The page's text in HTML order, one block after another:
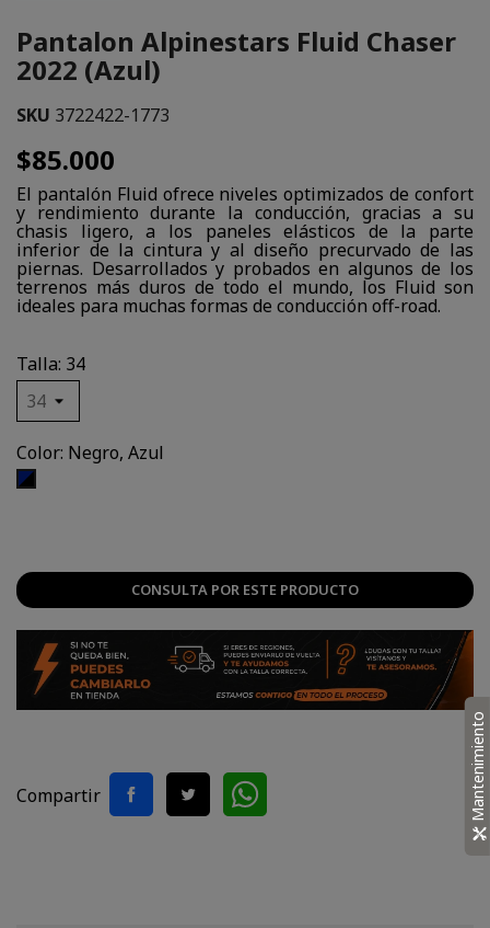
Pantalon Alpinestars Fluid Chaser
2022 (Azul)
SKU 3722422-1773
$85.000
El pantalón Fluid ofrece niveles optimizados de confort
y rendimiento durante la conducción, gracias a su
chasis ligero, a los paneles elásticos de la parte
inferior de la cintura y al diseño precurvado de las
piernas. Desarrollados y probados en algunos de los
terrenos más duros de todo el mundo, los Fluid son
ideales para muchas formas de conducción off-road.
Talla: 34
Color: Negro, Azul
Negro,
CONSULTA POR ESTE PRODUCTO
Compartir Mantenimiento